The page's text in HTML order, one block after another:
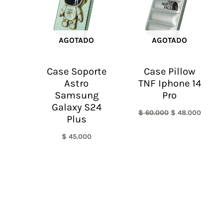
AGOTADO
Case Soporte
Astro
Samsung
Galaxy S24
Plus
$ 45.000
AGOTADO
Case Pillow
TNF Iphone 14
Pro
$60.000 $ 48.000